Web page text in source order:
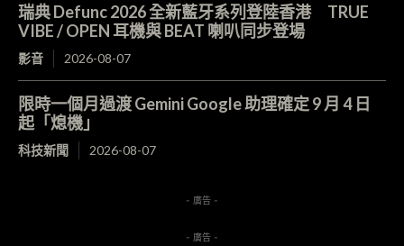
瑞典 Defunc 2026 全新藍牙系列登陸香港 TRUE
VIBE / OPEN 耳機與 BEAT 喇叭同步登場
影音 2026-08-07
限時一個月過渡 Gemini Google 助理確定 9 月 4 日
起「熄機」
科技新聞 2026-08-07
- 廣告 -
- 廣告 -